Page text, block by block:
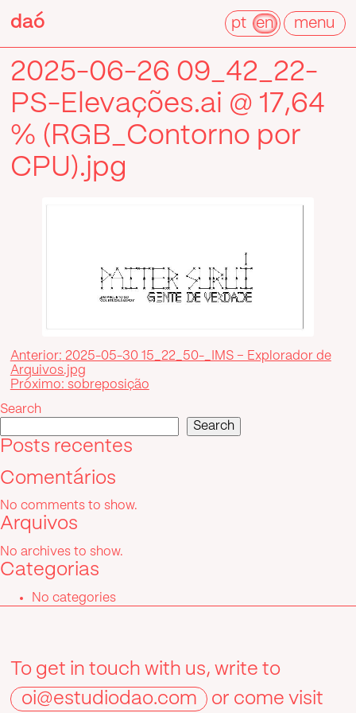
para
conteúdo
daó pt en menu
daó
2025-06-26 09_42_22-
PS-Elevações.ai @ 17,64
% (RGB_Contorno por
CPU).jpg
Post
navigation
Anterior: 2025-05-30 15_22_50-_IMS – Explorador de
Arquivos.jpg
Próximo: sobreposição
Search
Search
Posts recentes
Comentários
No comments to show.
Arquivos
No archives to show.
Categorias
No categories
To get in touch with us, write to
oi@estudiodao.com
or come visit